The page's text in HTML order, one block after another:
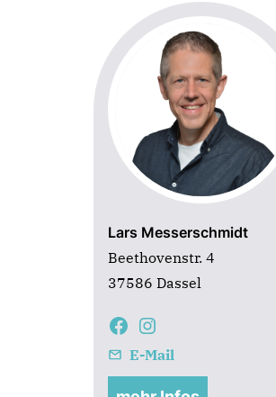
Lars Messerschmidt
Beethovenstr. 4
37586 Dassel
E-Mail